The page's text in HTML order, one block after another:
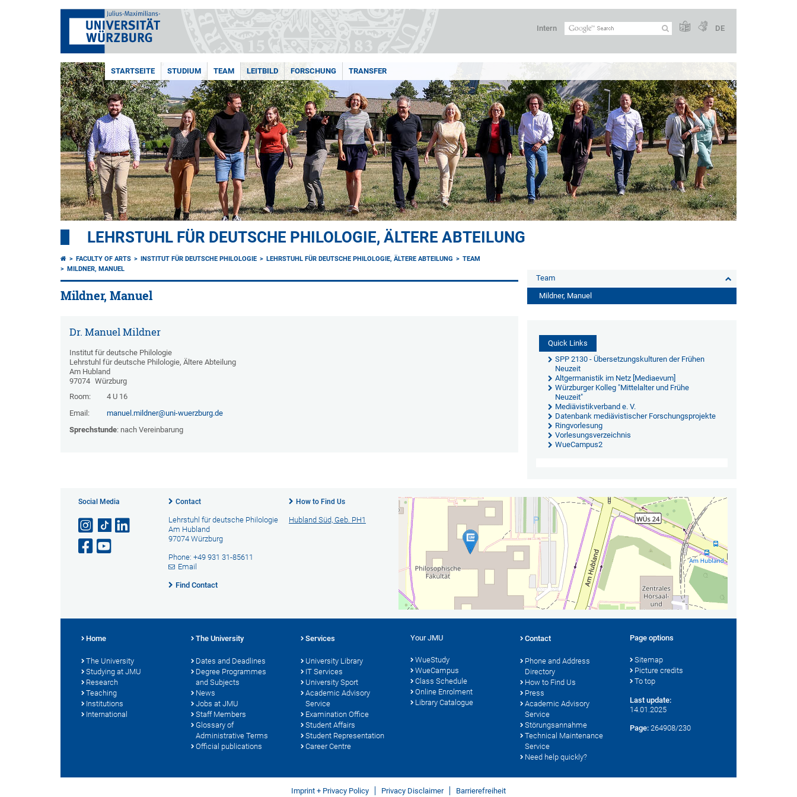
Intern DE
STARTSEITE STUDIUM TEAM LEITBILD FORSCHUNG TRANSFER
LEHRSTUHL FÜR DEUTSCHE PHILOLOGIE, ÄLTERE ABTEILUNG
FACULTY OF ARTS INSTITUT FÜR DEUTSCHE PHILOLOGIE LEHRSTUHL FÜR DEUTSCHE PHILOLOGIE, ÄLTERE ABTEILUNG
TEAM
MILDNER, MANUEL
Mildner, Manuel
Dr. Manuel Mildner
Institut für deutsche Philologie
Lehrstuhl für deutsche Philologie, Ältere Abteilung
Am Hubland
97074 Würzburg
Room:
4 U 16
Email:
manuel.mildner@uni-wuerzburg.de
Sprechstunde: nach Vereinbarung
Team
Mildner, Manuel
Quick Links
SPP 2130 - Übersetzungskulturen der Frühen
Neuzeit
Altgermanistik im Netz [Mediaevum]
Würzburger Kolleg "Mittelalter und Frühe
Neuzeit"
Mediävistikverband e. V.
Datenbank mediävistischer Forschungsprojekte
Ringvorlesung
Vorlesungsverzeichnis
WueCampus2
Social Media Contact
Lehrstuhl für deutsche Philologie
Am Hubland
97074 Würzburg
Phone: +49 931 31-85611
Email
Find Contact
How to Find Us
Hubland Süd, Geb. PH1
Home
The University
Studying at JMU
Research
Teaching
Institutions
International
The University
Dates and Deadlines
Degree Programmes
and Subjects
News
Jobs at JMU
Staff Members
Glossary of
Administrative Terms
Official publications
Services
University Library
IT Services
University Sport
Academic Advisory
Service
Examination Office
Student Affairs
Student Representation
Career Centre
Your JMU
WueStudy
WueCampus
Class Schedule
Online Enrolment
Library Catalogue
Contact
Phone and Address
Directory
How to Find Us
Press
Academic Advisory
Service
Störungsannahme
Technical Maintenance
Service
Need help quickly?
Page options
Sitemap
Picture credits
To top
Last update:
14.01.2025
Page: 264908/230
Imprint + Privacy Policy Privacy Disclaimer Barrierefreiheit